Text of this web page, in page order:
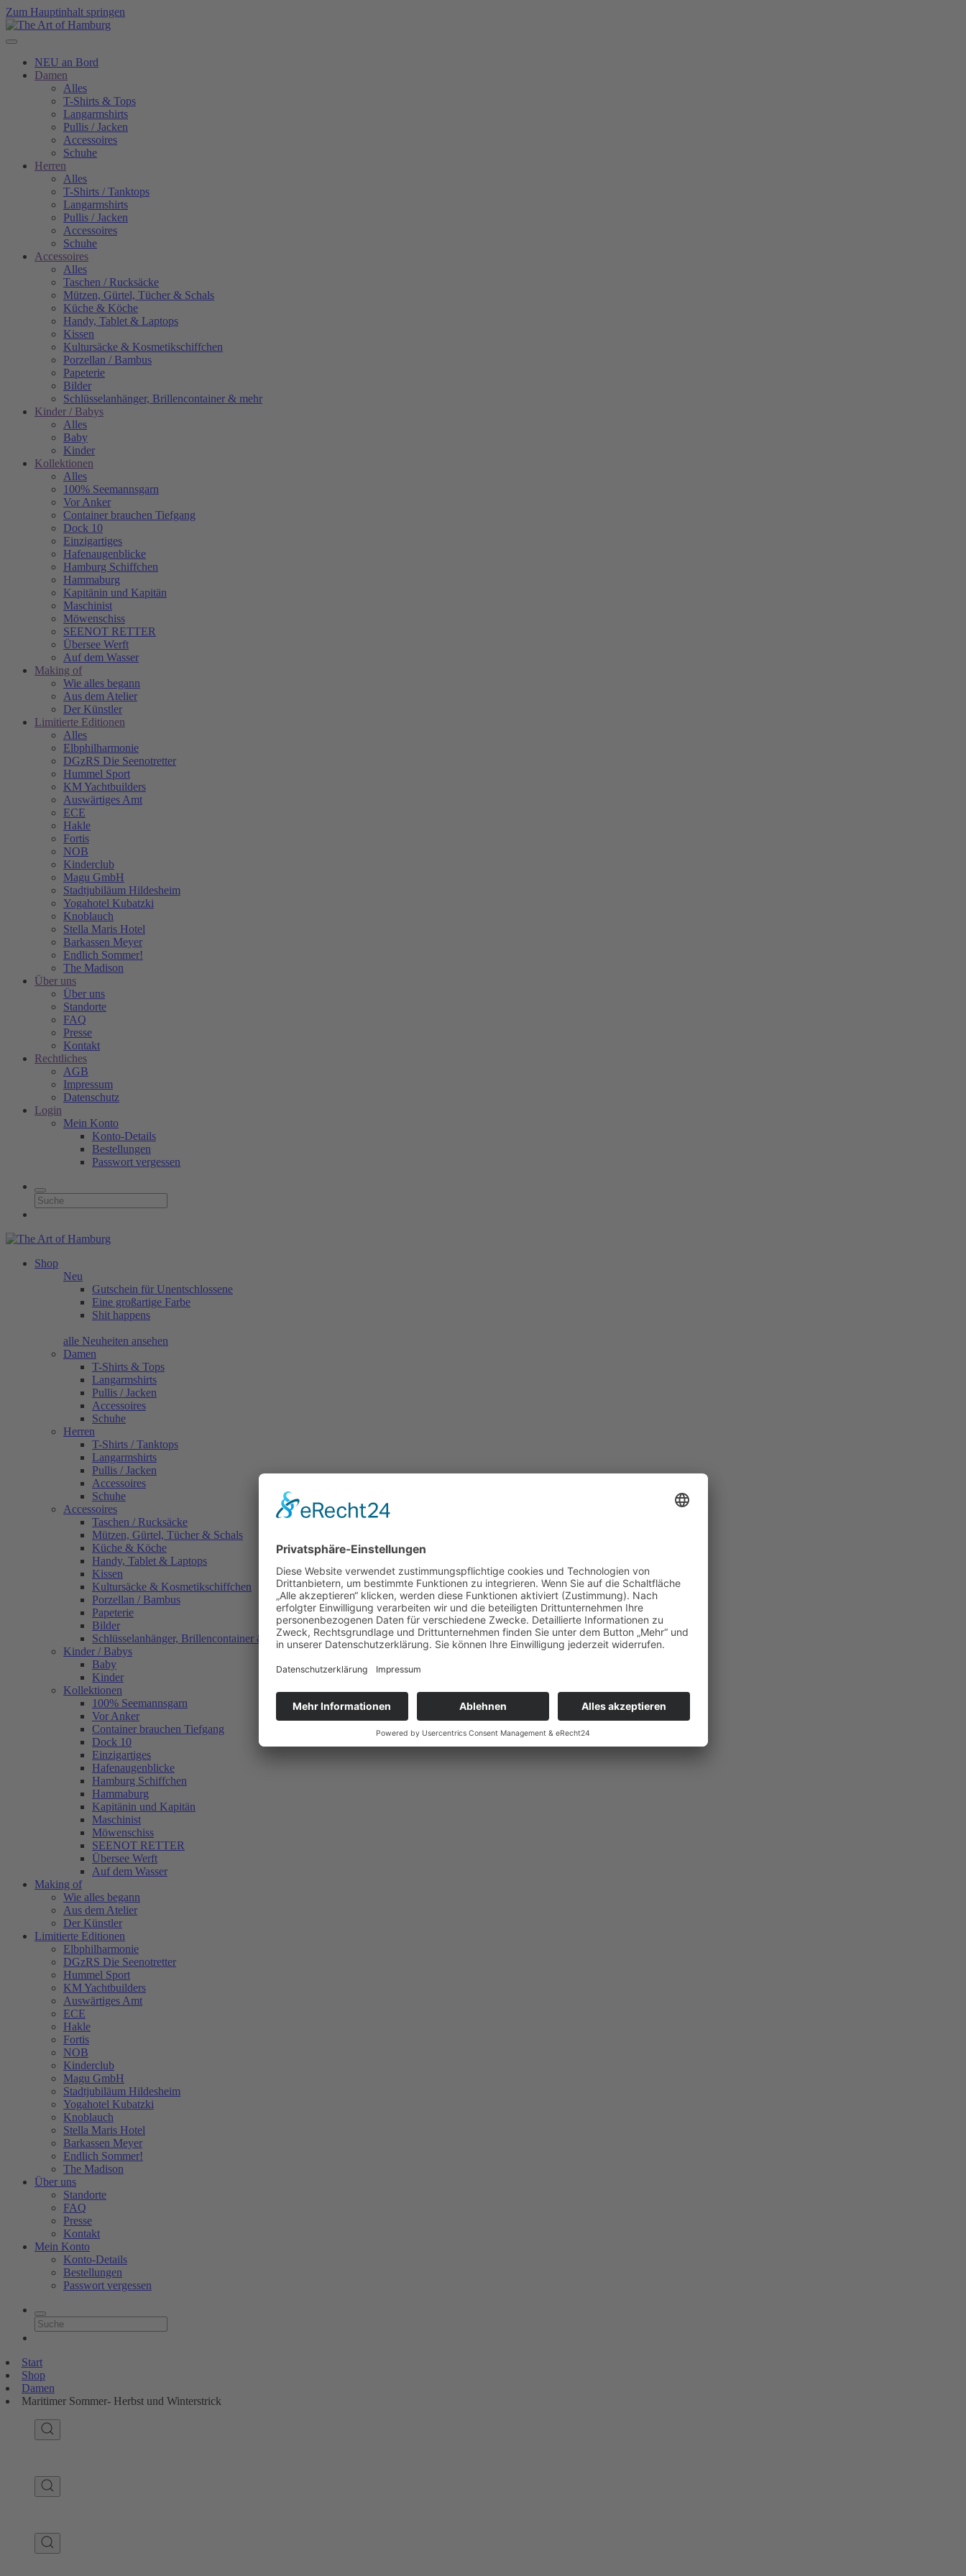
Zum Hauptinhalt springen
NEU an Bord
Damen
Alles
T-Shirts & Tops
Langarmshirts
Pullis / Jacken
Accessoires
Schuhe
Herren
Alles
T-Shirts / Tanktops
Langarmshirts
Pullis / Jacken
Accessoires
Schuhe
Accessoires
Alles
Taschen / Rucksäcke
Mützen, Gürtel, Tücher & Schals
Küche & Köche
Handy, Tablet & Laptops
Kissen
Kultursäcke & Kosmetikschiffchen
Porzellan / Bambus
Papeterie
Bilder
Schlüsselanhänger, Brillencontainer & mehr
Kinder / Babys
Alles
Baby
Kinder
Kollektionen
Alles
100% Seemannsgarn
Vor Anker
Container brauchen Tiefgang
Dock 10
Einzigartiges
Hafenaugen­blicke
Hamburg Schiffchen
Hammaburg
Kapitänin und Kapitän
Maschinist
Möwenschiss
SEENOT RETTER
Übersee Werft
Auf dem Wasser
Making of
Wie alles begann
Aus dem Atelier
Der Künstler
Limitierte Editionen
Alles
Elbphilharmonie
DGzRS Die Seenotretter
Hummel Sport
KM Yachtbuilders
Auswärtiges Amt
ECE
Hakle
Fortis
NOB
Kinderclub
Magu GmbH
Stadtjubiläum Hildesheim
Yogahotel Kubatzki
Knoblauch
Stella Maris Hotel
Barkassen Meyer
Endlich Sommer!
The Madison
Über uns
Über uns
Standorte
FAQ
Presse
Kontakt
Rechtliches
AGB
Impressum
Datenschutz
Login
Mein Konto
Konto-Details
Bestellungen
Passwort vergessen
Shop
Neu
Gutschein für Unentschlossene
Eine großartige Farbe
Shit happens
alle Neuheiten ansehen
Damen
T-Shirts & Tops
Langarmshirts
Pullis / Jacken
Accessoires
Schuhe
Herren
T-Shirts / Tanktops
Langarmshirts
Pullis / Jacken
Accessoires
Schuhe
Accessoires
Taschen / Rucksäcke
Mützen, Gürtel, Tücher & Schals
Küche & Köche
Handy, Tablet & Laptops
Kissen
Kultursäcke & Kosmetikschiffchen
Porzellan / Bambus
Papeterie
Bilder
Schlüsselanhänger, Brillencontainer & mehr
Kinder / Babys
Baby
Kinder
Kollektionen
100% Seemannsgarn
Vor Anker
Container brauchen Tiefgang
Dock 10
Einzigartiges
Hafenaugen­blicke
Hamburg Schiffchen
Hammaburg
Kapitänin und Kapitän
Maschinist
Möwenschiss
SEENOT RETTER
Übersee Werft
Auf dem Wasser
Making of
Wie alles begann
Aus dem Atelier
Der Künstler
Limitierte Editionen
Elbphilharmonie
DGzRS Die Seenotretter
Hummel Sport
KM Yachtbuilders
Auswärtiges Amt
ECE
Hakle
Fortis
NOB
Kinderclub
Magu GmbH
Stadtjubiläum Hildesheim
Yogahotel Kubatzki
Knoblauch
Stella Maris Hotel
Barkassen Meyer
Endlich Sommer!
The Madison
Über uns
Standorte
FAQ
Presse
Kontakt
Mein Konto
Konto-Details
Bestellungen
Passwort vergessen
Start
Shop
Damen
Maritimer Sommer- Herbst und Winterstrick